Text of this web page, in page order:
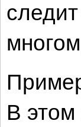
В этом